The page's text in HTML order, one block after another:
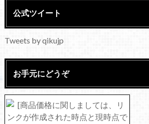
公式ツイート
Tweets by qikujp
お手元にどうぞ